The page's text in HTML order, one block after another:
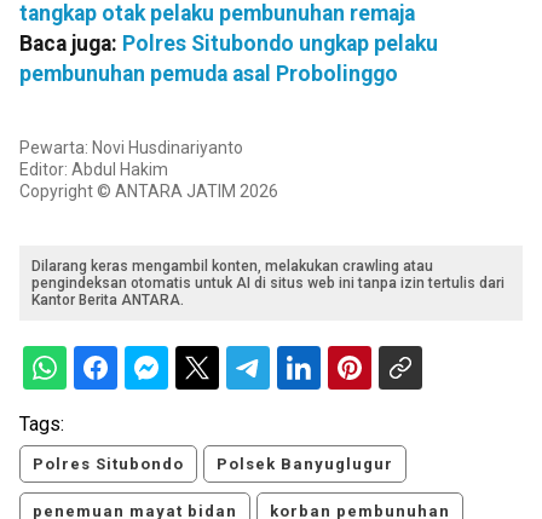
tangkap otak pelaku pembunuhan remaja
Baca juga: Polres Situbondo ungkap pelaku
pembunuhan pemuda asal Probolinggo
Pewarta: Novi Husdinariyanto
Editor: Abdul Hakim
Copyright © ANTARA JATIM 2026
Dilarang keras mengambil konten, melakukan crawling atau
pengindeksan otomatis untuk AI di situs web ini tanpa izin tertulis dari
Kantor Berita ANTARA.
Tags:
Polres Situbondo Polsek Banyuglugur
penemuan mayat bidan korban pembunuhan